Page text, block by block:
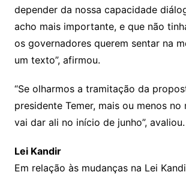
depender da nossa capacidade
acho mais importante, e que não
os governadores querem sentar na
um texto”, afirmou.
“Se olharmos a tramitação da
presidente Temer, mais ou menos no
vai dar ali no início de junho”, avaliou.
Lei Kandir
Em relação às mudanças na Lei